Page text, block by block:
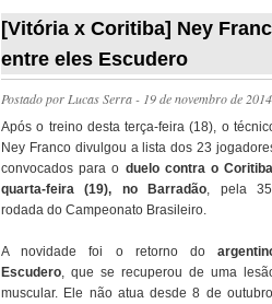
[Vitória x Coritiba] Ney
entre eles Escudero
Postado por Lucas Serra- 19 de novembro de 2014
Após o treino desta terça-feira (18), o
Ney Franco divulgou a lista dos 23
convocados para o duelo contra o
quarta-feira (19), no Barradão, pela
rodada do Campeonato Brasileiro.
A novidade foi o retorno do
Escudero, que se recuperou de uma
muscular. Ele não atua desde 8 de